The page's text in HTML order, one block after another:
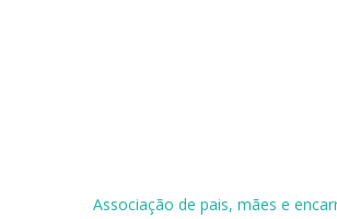
Associação de pais, mães e